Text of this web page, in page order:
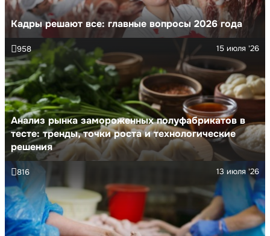
Кадры решают все: главные вопросы 2026 года
Анализ рынка замороженных полуфабрикатов в
тесте: тренды, точки роста и технологические
решения
15 июля '26
958
13 июля '26
816